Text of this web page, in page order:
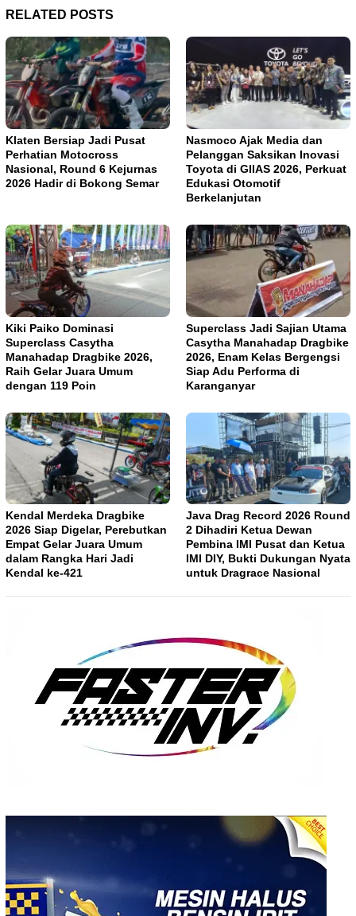
RELATED POSTS
Klaten Bersiap Jadi Pusat
Perhatian Motocross
Nasional, Round 6 Kejurnas
2026 Hadir di Bokong Semar
Nasmoco Ajak Media dan
Pelanggan Saksikan Inovasi
Toyota di GIIAS 2026, Perkuat
Edukasi Otomotif
Berkelanjutan
Kiki Paiko Dominasi
Superclass Casytha
Manahadap Dragbike 2026,
Raih Gelar Juara Umum
dengan 119 Poin
Superclass Jadi Sajian Utama
Casytha Manahadap Dragbike
2026, Enam Kelas Bergengsi
Siap Adu Performa di
Karanganyar
Kendal Merdeka Dragbike
2026 Siap Digelar, Perebutkan
Empat Gelar Juara Umum
dalam Rangka Hari Jadi
Kendal ke-421
Java Drag Record 2026 Round
2 Dihadiri Ketua Dewan
Pembina IMI Pusat dan Ketua
IMI DIY, Bukti Dukungan Nyata
untuk Dragrace Nasional